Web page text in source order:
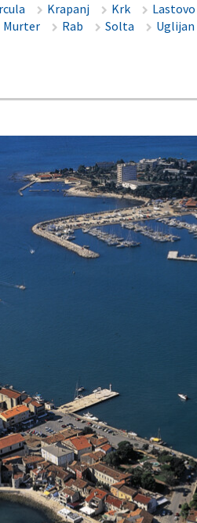
Krapanj Krk Lastovo
Murter Rab Solta Uglijan